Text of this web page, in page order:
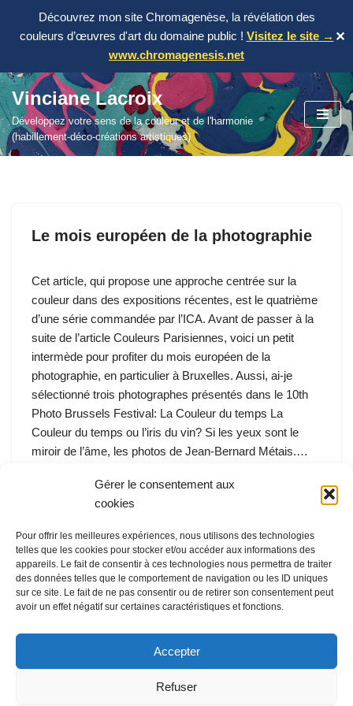
Gérer le consentement aux
cookies
Pour offrir les meilleures expériences, nous utilisons des technologies
telles que les cookies pour stocker et/ou accéder aux informations des
appareils. Le fait de consentir à ces technologies nous permettra de traiter
des données telles que le comportement de navigation ou les ID uniques
sur ce site. Le fait de ne pas consentir ou de retirer son consentement peut
avoir un effet négatif sur certaines caractéristiques et fonctions.
Accepter
Refuser
Découvrez mon site Chromagenèse, la révélation des
couleurs d’œuvres d'art du domaine public ! Visitez le site →
www.chromagenesis.net
✕
Aller
au
contenu
Vinciane Lacroix
Développez votre sens de la couleur et de l'harmonie
(habillement-déco-créations artistiques)
Le mois européen de la photographie
Cet article, qui propose une approche centrée sur la
couleur dans des expositions récentes, est le quatrième
d’une série commandée par l’ICA. Avant de passer à la
suite de l’article Couleurs Parisiennes, voici un petit
intermède pour profiter du mois européen de la
photographie, en particulier à Bruxelles. Aussi, ai-je
sélectionné trois photographes présentés dans le 10th
Photo Brussels Festival: La Couleur du temps La
Couleur du temps ou l’iris du vin? Si les yeux sont le
miroir de l’âme, les photos de Jean-Bernard Métais.…